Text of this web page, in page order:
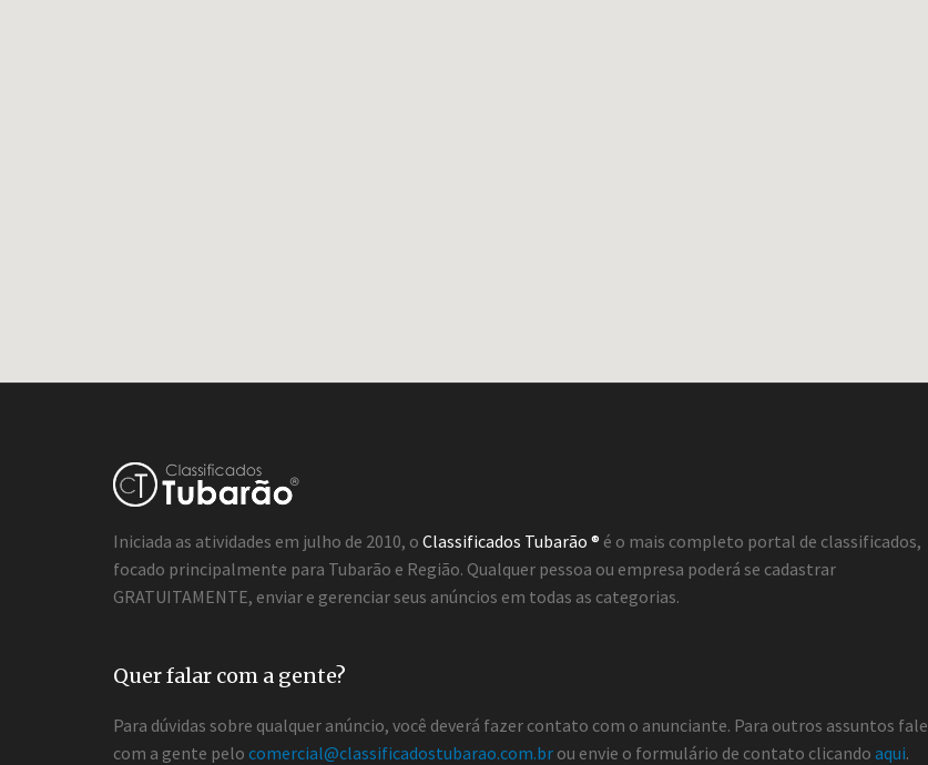
Iniciada as atividades em julho de 2010, o Classificados Tubarão ® é o mais completo portal de classificados,
focado principalmente para Tubarão e Região. Qualquer pessoa ou empresa poderá se cadastrar
GRATUITAMENTE, enviar e gerenciar seus anúncios em todas as categorias.
Quer falar com a gente?
Para dúvidas sobre qualquer anúncio, você deverá fazer contato com o anunciante. Para outros assuntos fale
com a gente pelo comercial@classificadostubarao.com.br ou envie o formulário de contato clicando aqui.